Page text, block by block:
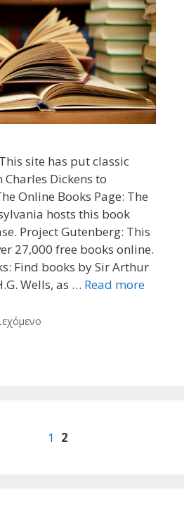
site has put classic
Dickens to
Online Books Page: The
hosts this book
Project Gutenberg: This
27,000 free books online.
Find books by Sir Arthur
Wells, as … Read more
1 2